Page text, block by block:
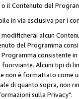
il Contenuto del
in via esclusiva per i
alcun
del Programma
consistente
Alcuni tipi di
non è formattato
di quanto sopra, non
sulla Privacy".